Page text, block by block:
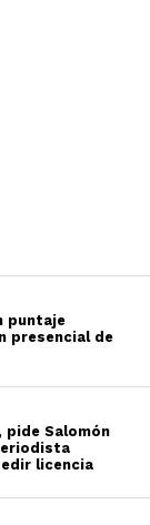
puntaje
presencial de
pide Salomón
licencia